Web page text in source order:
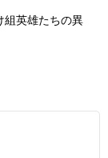
組英雄たちの異